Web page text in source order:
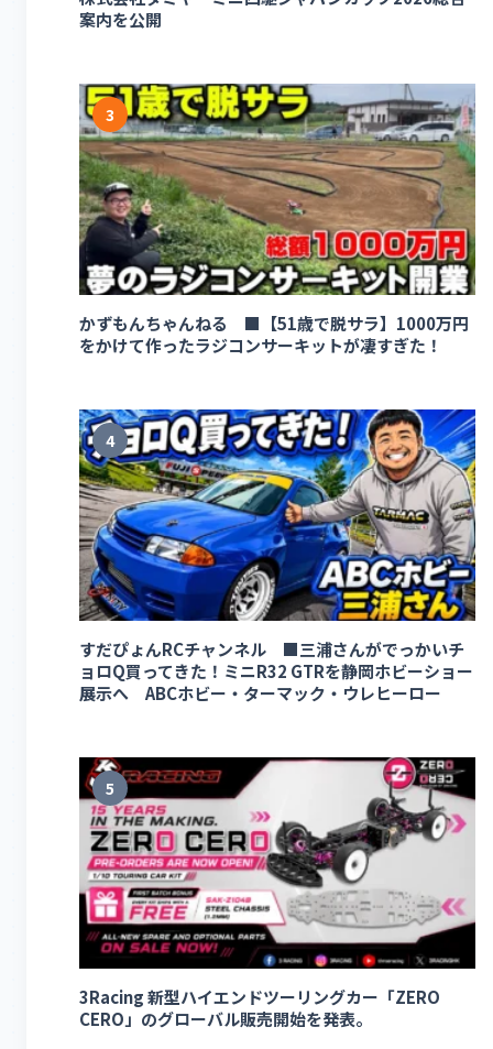
案内を公開
3
かずもんちゃんねる ■【51歳で脱サラ】1000万円
をかけて作ったラジコンサーキットが凄すぎた！
4
すだぴょんRCチャンネル ■三浦さんがでっかいチ
ョロQ買ってきた！ミニR32 GTRを静岡ホビーショー
展示へ ABCホビー・ターマック・ウレヒーロー
5
3Racing 新型ハイエンドツーリングカー「ZERO
CERO」のグローバル販売開始を発表。